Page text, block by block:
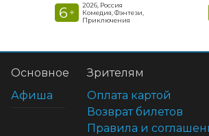
6 +
2026, Россия
Комедия, Фэнтези,
Приключения
Основное
Афиша
Зрителям
Оплата картой
Возврат билетов
Правила и